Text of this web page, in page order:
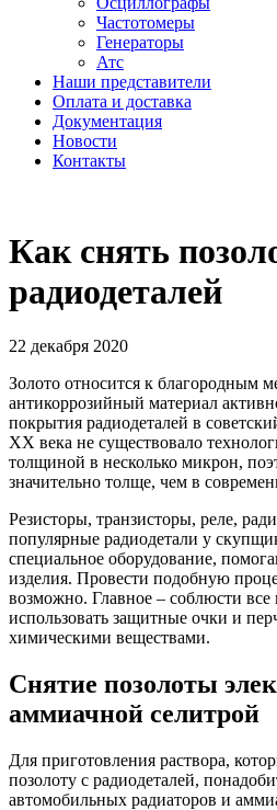
Частотомеры
Генераторы
Атс
Наши представители
Оплата и доставка
Документация
Новости
Контакты
Как снять
радиодеталей
22 декабря 2020
Золото относится к благородным
антикоррозийный материал
покрытия радиодеталей в
XX века не существовало
толщиной в несколько микрон,
значительно толще, чем в
Резисторы, транзисторы, реле,
популярные радиодетали у
специальное оборудование,
изделия. Провести подобную
возможно. Главное – соблюсти
использовать защитные очки и
химическими веществами.
Снятие позолоты
аммиачной селитрой
Для приготовления раствора,
позолоту с радиодеталей,
автомобильных радиаторов и